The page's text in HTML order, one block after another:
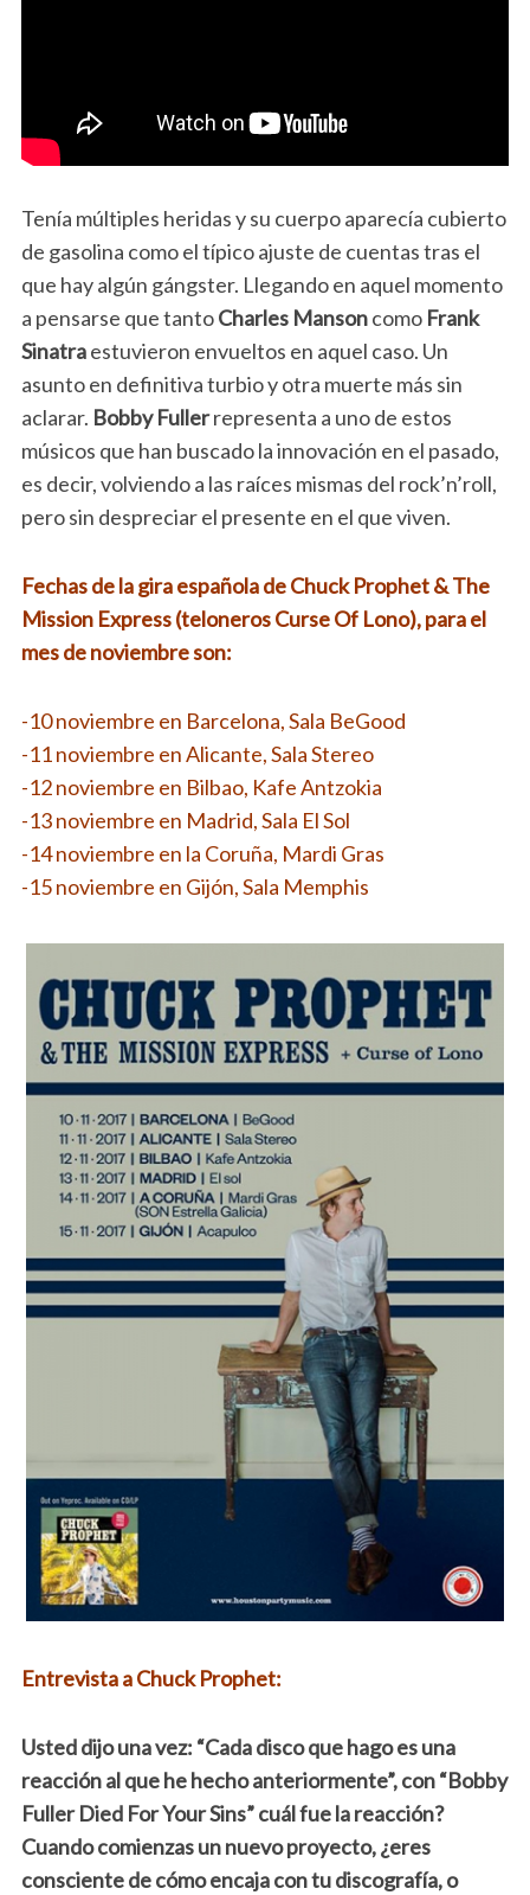
Tenía múltiples heridas y su cuerpo aparecía cubierto
de gasolina como el típico ajuste de cuentas tras el
que hay algún gángster. Llegando en aquel momento
a pensarse que tantoCharles Mansoncomo Frank
Sinatraestuvieron envueltos en aquel caso. Un
asunto en definitiva turbio y otra muerte más sin
aclarar. Bobby Fullerrepresenta a uno de estos
músicos que han buscado la innovación en el pasado,
es decir, volviendo a las raíces mismas del rock’n’roll,
pero sin despreciar el presente en el que viven.
Fechas de la gira española de Chuck Prophet & The
Mission Express (teloneros Curse Of Lono), para el
mes de noviembre son:
-10 noviembre en Barcelona, Sala BeGood
-11 noviembre en Alicante, Sala Stereo
-12 noviembre en Bilbao, Kafe Antzokia
-13 noviembre en Madrid, Sala El Sol
-14 noviembre en la Coruña, Mardi Gras
-15 noviembre en Gijón, Sala Memphis
Entrevista a Chuck Prophet:
Usted dijo una vez: “Cada disco que hago es una
reacción al que he hecho anteriormente”, con “Bobby
Fuller Died For Your Sins” cuál fue la reacción?
Cuando comienzas un nuevo proyecto, ¿eres
consciente de cómo encaja con tu discografía, o